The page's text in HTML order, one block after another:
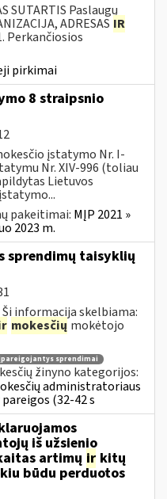
SUTARTIS Paslaugų
ADRESAS IR
Perkančiosios
pirkimai
8 straipsnio
įstatymo Nr. I-
Nr. XIV-996 (toliau
Lietuvos
pakeitimai: MĮP 2021 »
2023 m.
sprendimų taisyklių
informacija skelbiama:
mokesčių mokėtojo
sprendimai
žinyno kategorijos:
administratoriaus
(32-42 s
iš užsienio
artimų ir kitų
būdu perduotos